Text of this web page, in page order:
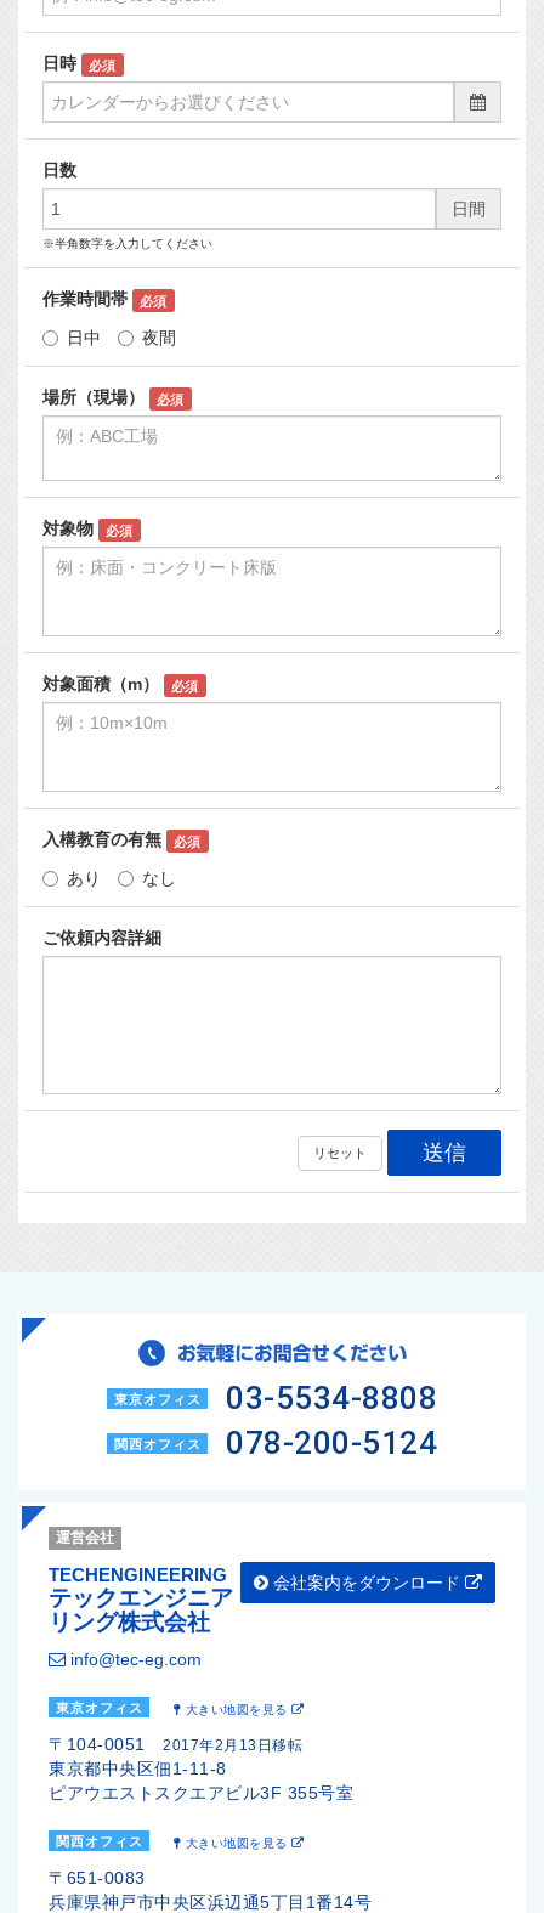
日時 必須
日数
日間
※半角数字を入力してください
作業時間帯 必須
日中 夜間
場所（現場） 必須
対象物 必須
対象面積（m） 必須
入構教育の有無 必須
あり なし
ご依頼内容詳細
リセット 送信
東京オフィス 03-5534-8808
関西オフィス 078-200-5124
運営会社
会社案内をダウンロード
TECHENGINEERING
テックエンジニア
リング株式会社
info@tec-eg.com
東京オフィス 大きい地図を見る
〒104-0051 2017年2月13日移転
東京都中央区佃1-11-8
ピアウエストスクエアビル3F 355号室
関西オフィス 大きい地図を見る
〒651-0083
兵庫県神戸市中央区浜辺通5丁目1番14号